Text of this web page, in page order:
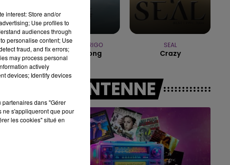
OLIVIA RODRIGO
Stupid Song
SEAL
Crazy
A L'ANTENNE
interest: Store and/or
Use profiles to
audiences through
personalise content; Use
fraud, and fix errors;
may process personal
actively
devices; Identify devices
partenaires dans "Gérer
ne s'appliqueront que pour
les cookies" situé en